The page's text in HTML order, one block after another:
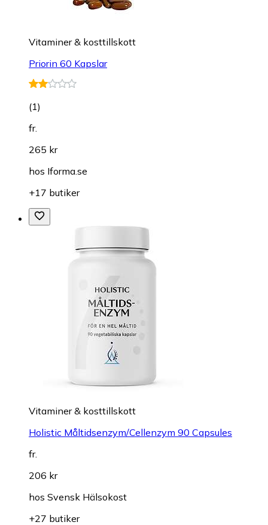
Vitaminer & kosttillskott
Priorin 60 Kapslar
(1)
fr.
265 kr
hos Iforma.se
+17 butiker
Vitaminer & kosttillskott
Holistic Måltidsenzym/Cellenzym 90 Capsules
fr.
206 kr
hos Svensk Hälsokost
+27 butiker